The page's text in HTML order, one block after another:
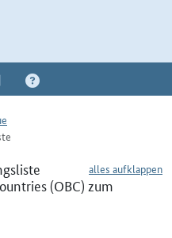
alles aufklappen
(OBC) zum